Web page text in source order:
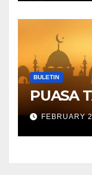
BULETIN
PUASA
FEBRUARY